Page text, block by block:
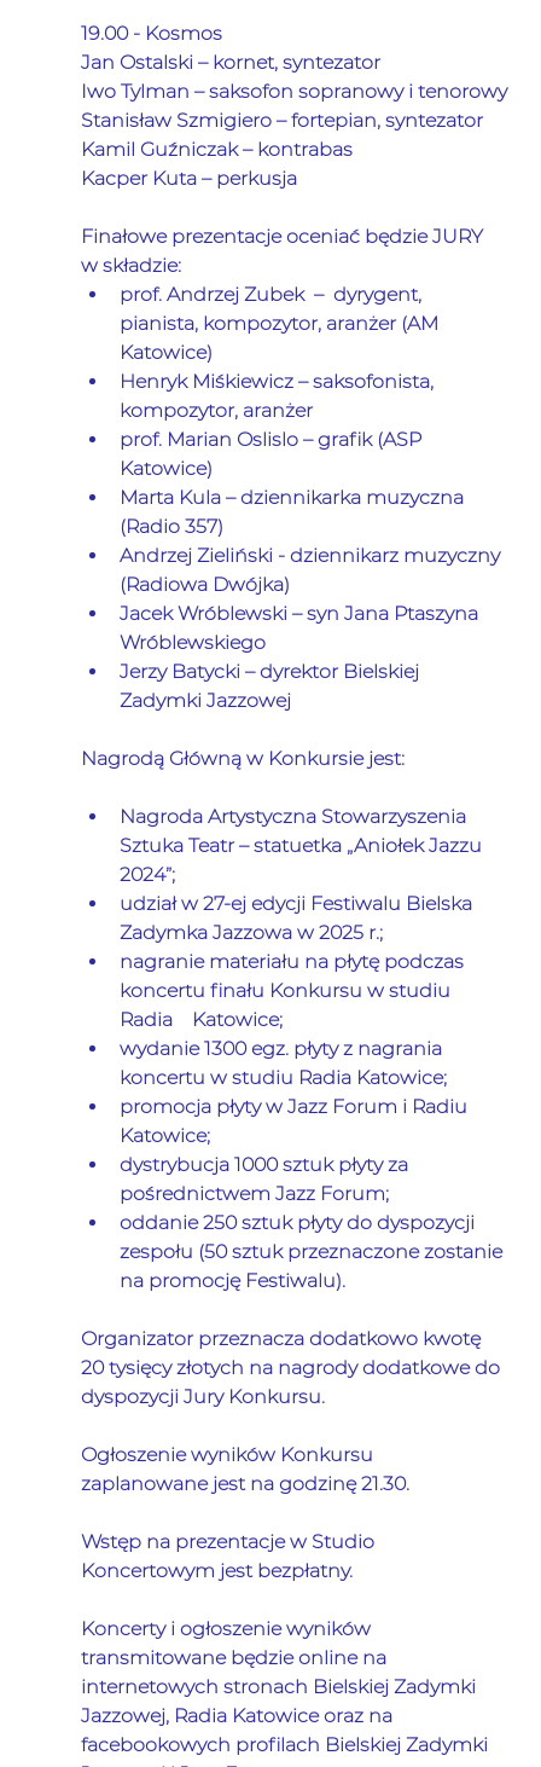
19.00 - Kosmos
Jan Ostalski – kornet, syntezator
Iwo Tylman – saksofon sopranowy i tenorowy
Stanisław Szmigiero – fortepian, syntezator
Kamil Guźniczak – kontrabas
Kacper Kuta – perkusja
Finałowe prezentacje oceniać będzie JURY
w składzie:
prof. Andrzej Zubek –  dyrygent,
pianista, kompozytor, aranżer (AM
Katowice)
Henryk Miśkiewicz – saksofonista,
kompozytor, aranżer
prof. Marian Oslislo – grafik (ASP
Katowice)
Marta Kula – dziennikarka muzyczna
(Radio 357)
Andrzej Zieliński - dziennikarz muzyczny
(Radiowa Dwójka)
Jacek Wróblewski – syn Jana Ptaszyna
Wróblewskiego
Jerzy Batycki – dyrektor Bielskiej
Zadymki Jazzowej
Nagrodą Główną w Konkursie jest:
Nagroda Artystyczna Stowarzyszenia
Sztuka Teatr – statuetka „Aniołek Jazzu
2024”;
udział w 27-ej edycji Festiwalu Bielska
Zadymka Jazzowa w 2025 r.;
nagranie materiału na płytę podczas
koncertu finału Konkursu w studiu
Radia    Katowice;
wydanie 1300 egz. płyty z nagrania
koncertu w studiu Radia Katowice;
promocja płyty w Jazz Forum i Radiu
Katowice;
dystrybucja 1000 sztuk płyty za
pośrednictwem Jazz Forum;
oddanie 250 sztuk płyty do dyspozycji
zespołu (50 sztuk przeznaczone zostanie
na promocję Festiwalu).
Organizator przeznacza dodatkowo kwotę
20 tysięcy złotych na nagrody dodatkowe do
dyspozycji Jury Konkursu.
Ogłoszenie wyników Konkursu
zaplanowane jest na godzinę 21.30.
Wstęp na prezentacje w Studio
Koncertowym jest bezpłatny.
Koncerty i ogłoszenie wyników
transmitowane będzie online na
internetowych stronach Bielskiej Zadymki
Jazzowej, Radia Katowice oraz na
facebookowych profilach Bielskiej Zadymki